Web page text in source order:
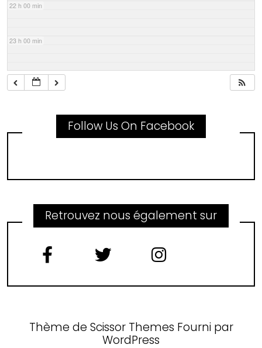
22 h 00 min
23 h 00 min
Follow Us On Facebook
Retrouvez nous également sur
Thème de Scissor Themes Fourni par
WordPress